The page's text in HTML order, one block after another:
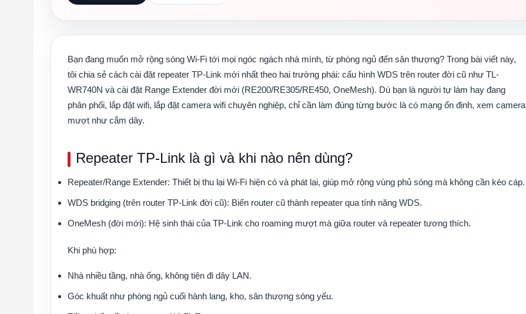
Bạn đang muốn mở rộng sóng Wi-Fi tới mọi ngóc ngách nhà mình, từ phòng ngủ đến sân thượng? Trong bài viết này,
tôi chia sẻ cách cài đặt repeater TP-Link mới nhất theo hai trường phái: cấu hình WDS trên router đời cũ như TL-
WR740N và cài đặt Range Extender đời mới (RE200/RE305/RE450, OneMesh). Dù bạn là người tự làm hay đang
phân phối, lắp đặt wifi, lắp đặt camera wifi chuyên nghiệp, chỉ cần làm đúng từng bước là có mạng ổn định, xem camera
mượt như cắm dây.
Repeater TP-Link là gì và khi nào nên dùng?
Repeater/Range Extender: Thiết bị thu lại Wi-Fi hiện có và phát lại, giúp mở rộng vùng phủ sóng mà không cần kéo cáp.
WDS bridging (trên router TP-Link đời cũ): Biến router cũ thành repeater qua tính năng WDS.
OneMesh (đời mới): Hệ sinh thái của TP-Link cho roaming mượt mà giữa router và repeater tương thích.
Khi phù hợp:
Nhà nhiều tầng, nhà ống, không tiện đi dây LAN.
Góc khuất như phòng ngủ cuối hành lang, kho, sân thượng sóng yếu.